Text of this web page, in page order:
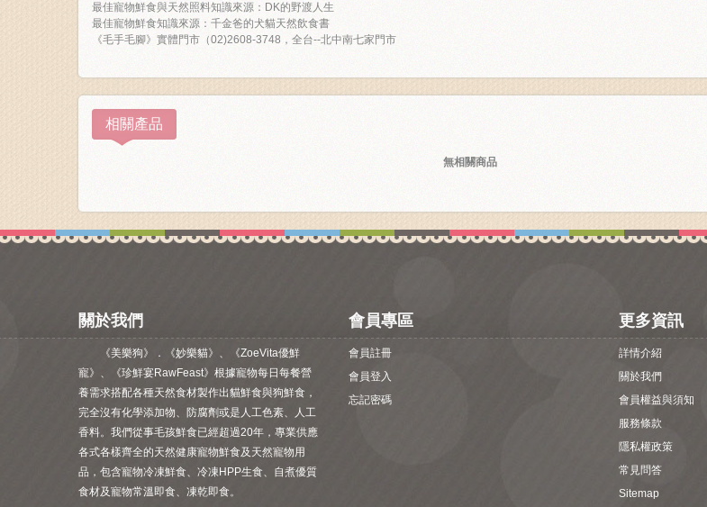
最佳寵物鮮食與天然照料知識來源：DK的野渡人生
最佳寵物鮮食知識來源：千金爸的犬貓天然飲食書
《毛手毛腳》實體門市（02)2608-3748，全台--北中南七家門市
相關產品
無相關商品
關於我們
《美樂狗》．《妙樂貓》、《ZoeVita優鮮
寵》、《珍鮮宴RawFeast》根據寵物每日每餐營
養需求搭配各種天然食材製作出貓鮮食與狗鮮食，
完全沒有化學添加物、防腐劑或是人工色素、人工
香料。我們從事毛孩鮮食已經超過20年，專業供應
各式各樣齊全的天然健康寵物鮮食及天然寵物用
品，包含寵物冷凍鮮食、冷凍HPP生食、自煮優質
食材及寵物常溫即食、凍乾即食。
會員專區
會員註冊
會員登入
忘記密碼
更多資訊
詳情介紹
關於我們
會員權益與須知
服務條款
隱私權政策
常見問答
Sitemap